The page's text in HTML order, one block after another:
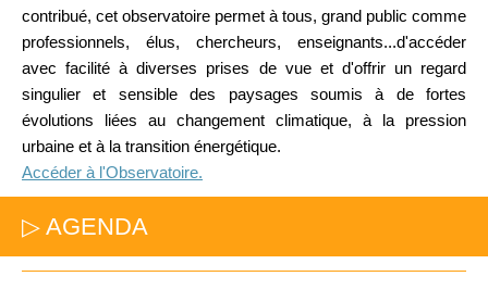
contribué, cet observatoire permet à tous, grand public comme
professionnels, élus, chercheurs, enseignants...d'accéder
avec facilité à diverses prises de vue et d'offrir un regard
singulier et sensible des paysages soumis à de fortes
évolutions liées au changement climatique, à la pression
urbaine et à la transition énergétique.
Accéder à l'Observatoire.
▷ AGENDA